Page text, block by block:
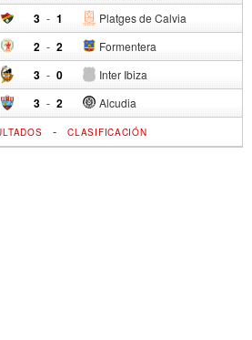
3 - Platges de Calvia
1
2 - Formentera
2
3 - Inter Ibiza
0
3 - Alcudia
2
-CLASIFICACIÓN